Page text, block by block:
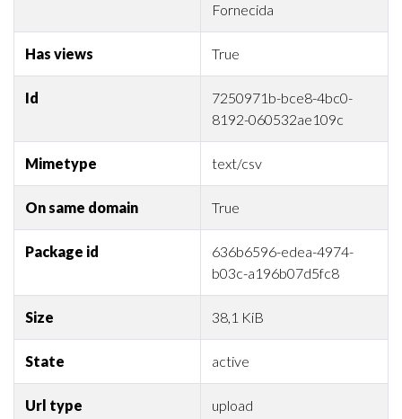
Fornecida
Has views True
Id
7250971b-bce8-4bc0-
8192-060532ae109c
Mimetype text/csv
On same domain True
Package id
636b6596-edea-4974-
b03c-a196b07d5fc8
Size 38,1 KiB
State active
Url type upload